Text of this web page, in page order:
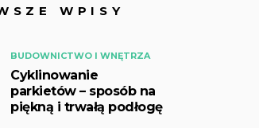
WPISY
BUDOWNICTWO I WNĘTRZA
Cyklinowanie
parkietów – sposób na
piękną i trwałą podłogę